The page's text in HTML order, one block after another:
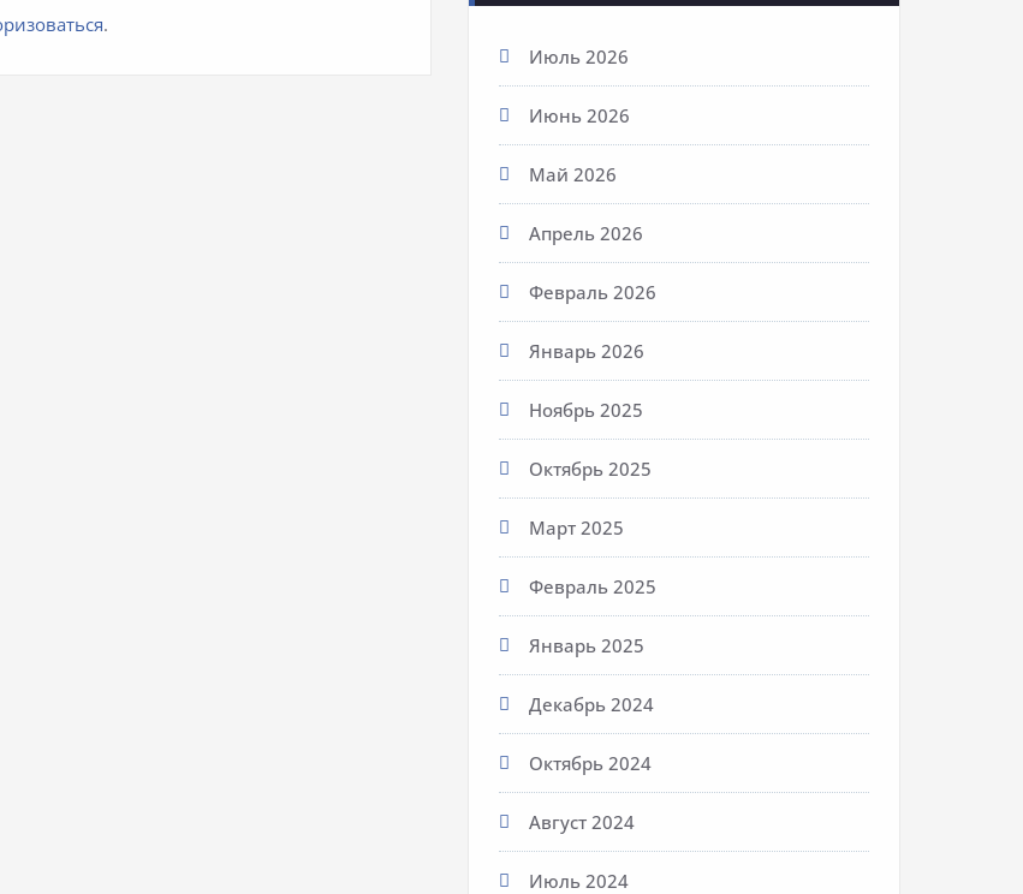
.
Июль 2026
Июнь 2026
Май 2026
Апрель 2026
Февраль 2026
Январь 2026
Ноябрь 2025
Октябрь 2025
Март 2025
Февраль 2025
Январь 2025
Декабрь 2024
Октябрь 2024
Август 2024
Июль 2024